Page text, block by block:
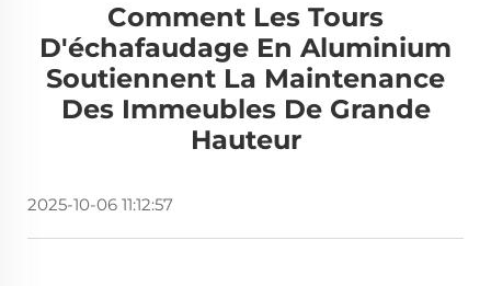
Comment Les Tours
D'échafaudage En Aluminium
Soutiennent La Maintenance
Des Immeubles De Grande
Hauteur
2025-10-06 11:12:57